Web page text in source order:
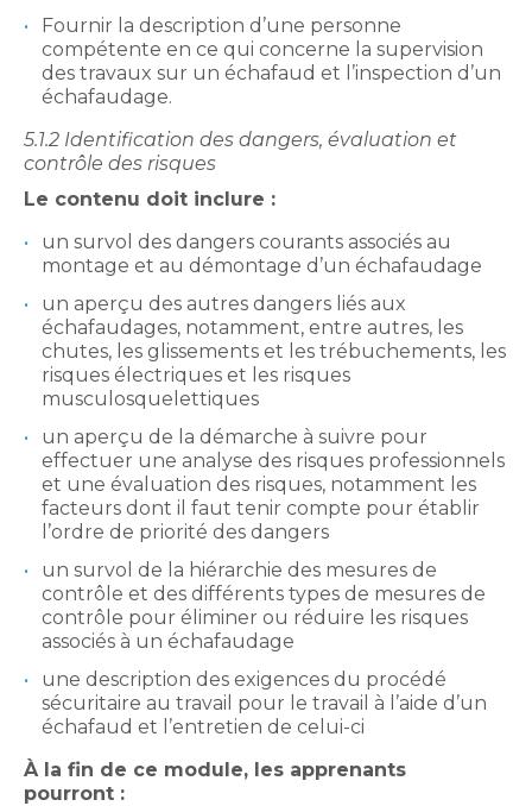
Fournir la description d’une personne
compétente en ce qui concerne la supervision
des travaux sur un échafaud et l’inspection d’un
échafaudage.
5.1.2 Identification des dangers, évaluation et
contrôle des risques
Le contenu doit inclure :
un survol des dangers courants associés au
montage et au démontage d’un échafaudage
un aperçu des autres dangers liés aux
échafaudages, notamment, entre autres, les
chutes, les glissements et les trébuchements, les
risques électriques et les risques
musculosquelettiques
un aperçu de la démarche à suivre pour
effectuer une analyse des risques professionnels
et une évaluation des risques, notamment les
facteurs dont il faut tenir compte pour établir
l’ordre de priorité des dangers
un survol de la hiérarchie des mesures de
contrôle et des différents types de mesures de
contrôle pour éliminer ou réduire les risques
associés à un échafaudage
une description des exigences du procédé
sécuritaire au travail pour le travail à l’aide d’un
échafaud et l’entretien de celui-ci
À la fin de ce module, les apprenants
pourront :